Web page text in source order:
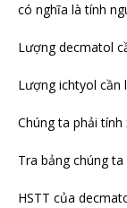
có nghĩa là tính
Lượng
Lượng ichtyol
Chúng ta phải
Tra bảng chúng ta
HSTT của